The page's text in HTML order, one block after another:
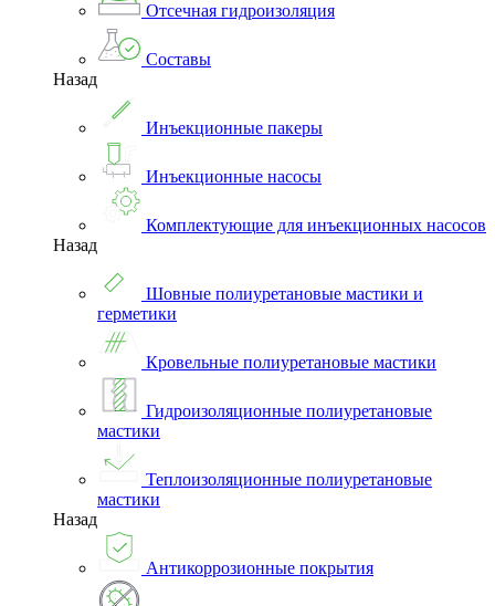
Отсечная гидроизоляция
Составы
Назад
Инъекционные пакеры
Инъекционные насосы
Комплектующие для инъекционных насосов
Назад
Шовные полиуретановые мастики и
герметики
Кровельные полиуретановые мастики
Гидроизоляционные полиуретановые
мастики
Теплоизоляционные полиуретановые
мастики
Назад
Антикоррозионные покрытия